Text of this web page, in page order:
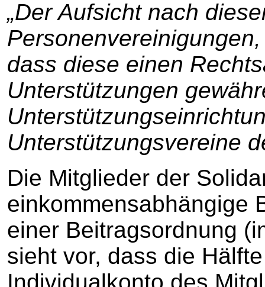
„Der Aufsicht nach
dass diese einen
Unterstützungen
Unterstützungsvereine
Die Mitglieder der
einkommensabhängige
einer Beitragsordnung
sieht vor, dass die